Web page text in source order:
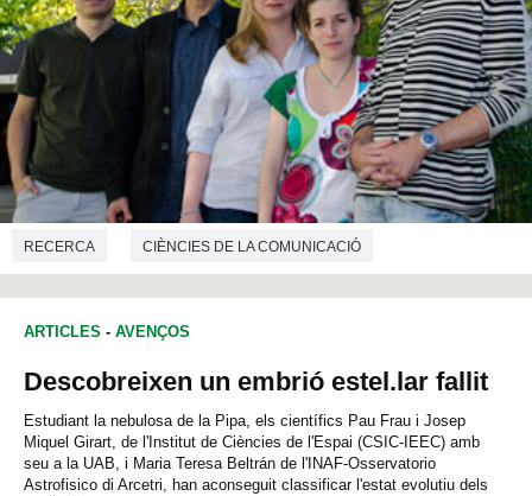
RECERCA CIÈNCIES DE LA COMUNICACIÓ
ARTICLES - AVENÇOS
Descobreixen un embrió estel.lar fallit
Estudiant la nebulosa de la Pipa, els científics Pau Frau i Josep
Miquel Girart, de l'Institut de Ciències de l'Espai (CSIC-IEEC) amb
seu a la UAB, i Maria Teresa Beltrán de l'INAF-Osservatorio
Astrofisico di Arcetri, han aconseguit classificar l'estat evolutiu dels